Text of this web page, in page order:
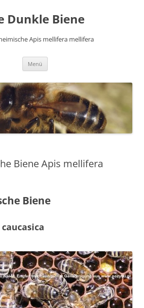
Dunkle Biene
Apis mellifera mellifera
Menü
Biene Apis mellifera
Biene